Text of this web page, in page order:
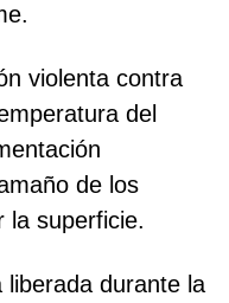
violenta contra
del
de los
la superficie.
durante la